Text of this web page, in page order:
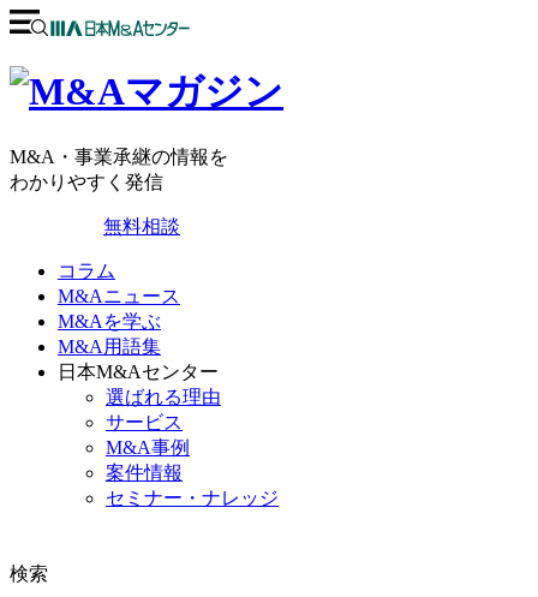
M&A・事業承継の情報を
わかりやすく発信
無料相談
コラム
M&Aニュース
M&Aを学ぶ
M&A用語集
日本M&Aセンター
選ばれる理由
サービス
M&A事例
案件情報
セミナー・ナレッジ
検索